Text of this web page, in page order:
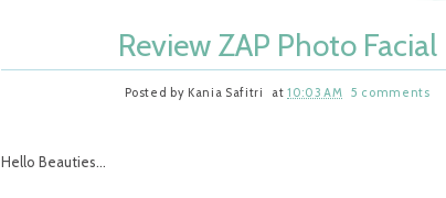
Review ZAP Photo Facial
Posted by Kania Safitri at10:03 AM 5 comments
Hello Beauties...